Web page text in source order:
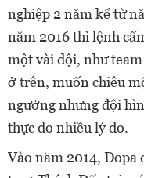
nghiệp 2 năm kể từ
năm 2016 thì lệnh
một vài đội, như
ở trên, muốn chiêu
ngưởng nhưng đội
thực do nhiều lý do.
Vào năm 2014, Dopa